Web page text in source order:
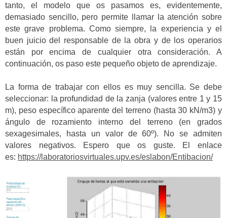
tanto, el modelo que os pasamos es, evidentemente,
demasiado sencillo, pero permite llamar la atención sobre
este grave problema. Como siempre, la experiencia y el
buen juicio del responsable de la obra y de los operarios
están por encima de cualquier otra consideración. A
continuación, os paso este pequeño objeto de aprendizaje.
La forma de trabajar con ellos es muy sencilla. Se debe
seleccionar: la profundidad de la zanja (valores entre 1 y 15
m), peso específico aparente del terreno (hasta 30 kN/m3) y
ángulo de rozamiento interno del terreno (en grados
sexagesimales, hasta un valor de 60º). No se admiten
valores negativos. Espero que os guste. El enlace
es: https://laboratoriosvirtuales.upv.es/eslabon/Entibacion/